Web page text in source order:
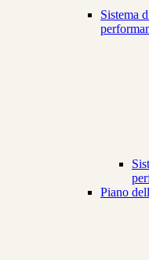
Sistema
Piano